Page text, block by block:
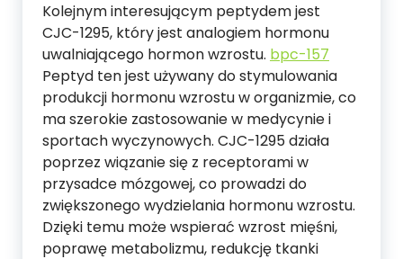
Kolejnym interesującym peptydem jest
CJC-1295, który jest analogiem hormonu
uwalniającego hormon wzrostu. bpc-157
Peptyd ten jest używany do stymulowania
produkcji hormonu wzrostu w organizmie, co
ma szerokie zastosowanie w medycynie i
sportach wyczynowych. CJC-1295 działa
poprzez wiązanie się z receptorami w
przysadce mózgowej, co prowadzi do
zwiększonego wydzielania hormonu wzrostu.
Dzięki temu może wspierać wzrost mięśni,
poprawę metabolizmu, redukcję tkanki